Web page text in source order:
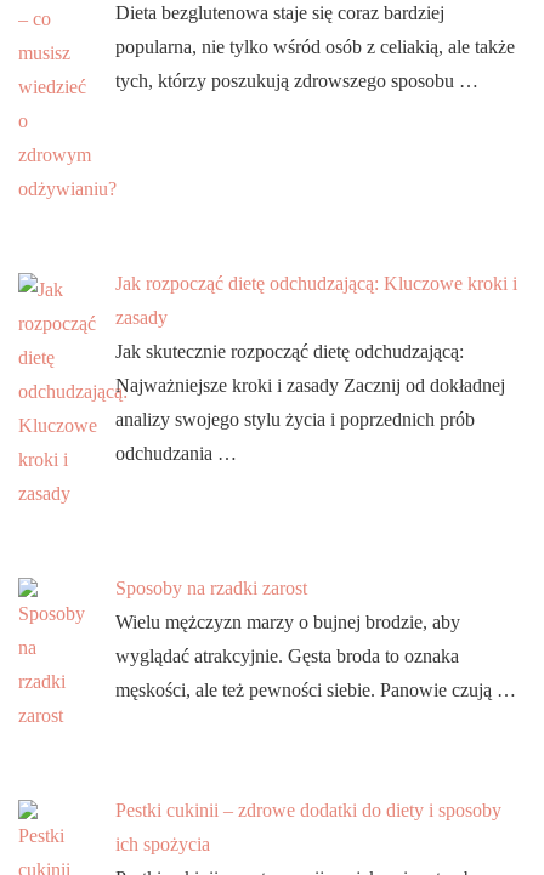
Dieta bezglutenowa staje się coraz bardziej
popularna, nie tylko wśród osób z celiakią, ale także
tych, którzy poszukują zdrowszego sposobu …
Jak rozpocząć dietę odchudzającą: Kluczowe kroki i
zasady
Jak skutecznie rozpocząć dietę odchudzającą:
Najważniejsze kroki i zasady Zacznij od dokładnej
analizy swojego stylu życia i poprzednich prób
odchudzania …
Sposoby na rzadki zarost
Wielu mężczyzn marzy o bujnej brodzie, aby
wyglądać atrakcyjnie. Gęsta broda to oznaka
męskości, ale też pewności siebie. Panowie czują …
Pestki cukinii – zdrowe dodatki do diety i sposoby
ich spożycia